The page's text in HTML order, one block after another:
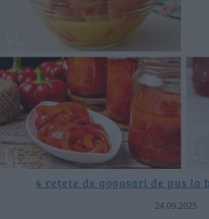
4 rețete de gogoșari de pus la
24.09.2025